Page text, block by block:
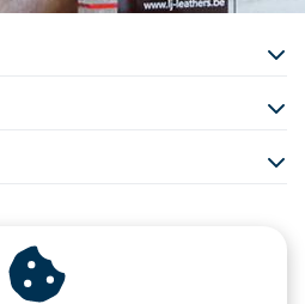
om op de hoogte te blijven.